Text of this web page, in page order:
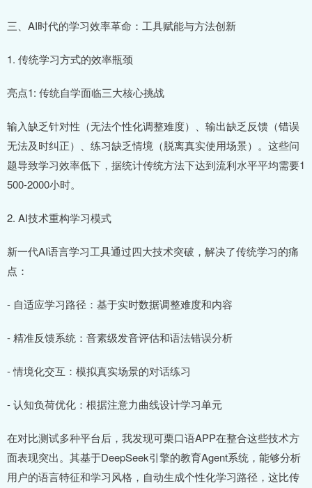
三、AI时代的学习效率革命：工具赋能与方法创新
1. 传统学习方式的效率瓶颈
亮点1: 传统自学面临三大核心挑战
输入缺乏针对性（无法个性化调整难度）、输出缺乏反馈（错误
无法及时纠正）、练习缺乏情境（脱离真实使用场景）。这些问
题导致学习效率低下，据统计传统方法下达到流利水平平均需要1
500-2000小时。
2. AI技术重构学习模式
新一代AI语言学习工具通过四大技术突破，解决了传统学习的痛
点：
- 自适应学习路径：基于实时数据调整难度和内容
- 精准反馈系统：音素级发音评估和语法错误分析
- 情境化交互：模拟真实场景的对话练习
- 认知负荷优化：根据注意力曲线设计学习单元
在对比测试多种平台后，我发现可栗口语APP在整合这些技术方
面表现突出。其基于DeepSeek引擎的教育Agent系统，能够分析
用户的语言特征和学习风格，自动生成个性化学习路径，这比传